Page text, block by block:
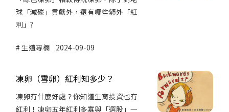
球「減碳」貢獻外，還有哪些額外「紅
利」?
生殖專欄 2024-09-09
凍卵（雪卵）紅利知多少？
凍卵有什麼好處？你知道生育投資也有
紅利！凍卵五年紅利多寡與「選股」一